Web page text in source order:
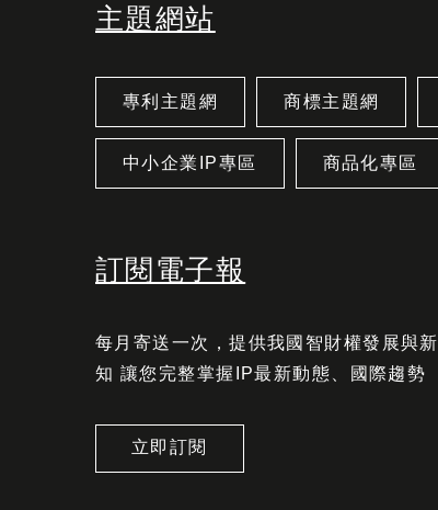
主題網站
專利主題網 商標主題網
中小企業IP專區 商品化專區
訂閱電子報
每月寄送一次，提供我國智財權發展與新
知 讓您完整掌握IP最新動態、國際趨勢
立即訂閱